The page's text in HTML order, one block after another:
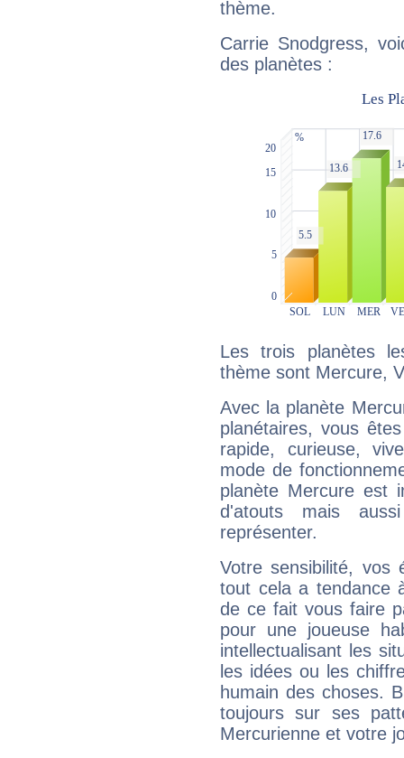
thème.
Carrie Snodgress,
des planètes :
Les trois planètes
thème sont Mercure,
Avec la planète
planétaires, vous
rapide, curieuse,
mode de
planète Mercure est
d'atouts mais
représenter.
Votre sensibilité,
tout cela a tendance
de ce fait vous faire
pour une joueuse
intellectualisant les
les idées ou les
humain des choses.
toujours sur ses
Mercurienne et votre